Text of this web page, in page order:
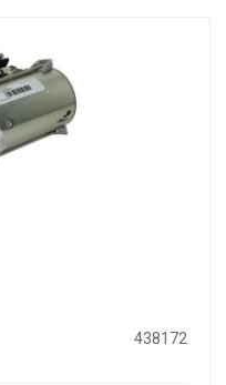
438172